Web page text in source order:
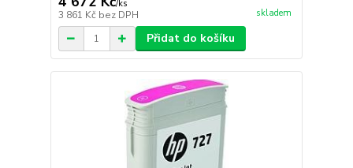
/ks
3 861 Kč bez DPH skladem
Přidat do košíku